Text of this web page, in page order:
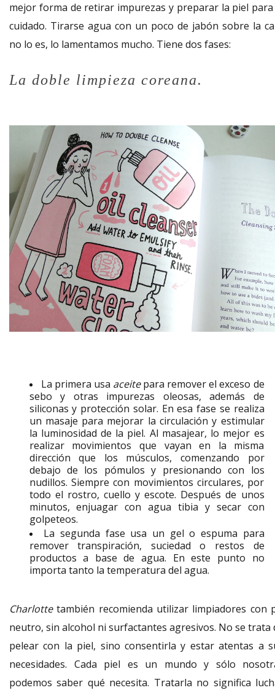
mejor forma de retirar impurezas y preparar la piel
cuidado. Tirarse agua con un poco de jabón sobre la
no lo es, lo lamentamos mucho. Tiene dos fases:
La doble limpieza coreana.
La primera usa aceitepara remover el exceso de
sebo y otras impurezas oleosas, además de
siliconas y protección solar. En esa fase se realiza
un masaje para mejorar la circulación y estimular
la luminosidad de la piel. Al masajear, lo mejor es
realizar movimientos que vayan en la misma
dirección que los músculos, comenzando por
debajo de los pómulos y presionando con los
nudillos. Siempre con movimientos circulares, por
todo el rostro, cuello y escote. Después de unos
minutos, enjuagar con agua tibia y secar con
golpeteos.
La segunda fase usa un gel o espuma para
remover transpiración, suciedad o restos de
productos a base de agua. En este punto no
importa tanto la temperatura del agua.
Charlottetambién recomienda utilizar limpiadores con
neutro, sin alcohol ni surfactantes agresivos. No se trata
pelear con la piel, sino consentirla y estar atentas a
necesidades. Cada piel es un mundo y sólo
podemos saber qué necesita. Tratarla no significa